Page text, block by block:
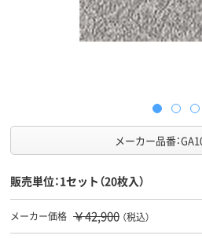
メーカー品番：
販売単位：1セット（20枚入）
メーカー価格 ￥42,900 （税込）